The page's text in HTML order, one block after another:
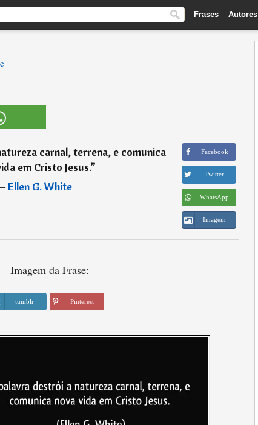
Frases Autores
carnal, terrena, e comunica
em Cristo Jesus.”
Ellen G. White
Facebook
Twitter
WhatsApp
Imagem
Imagem da Frase:
tumblr Pinterest